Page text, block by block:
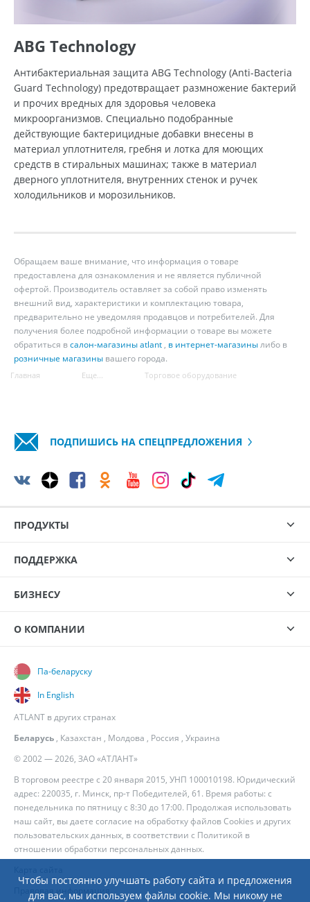
Чтобы постоянно улучшать работу сайта и предложения
для вас, мы используем файлы cookie. Мы никому не
ABG Technology
Антибактериальная защита ABG Technology (Anti-Bacteria
Guard Technology) предотвращает размножение бактерий
и прочих вредных для здоровья человека
микроорганизмов. Специально подобранные
действующие бактерицидные добавки внесены в
материал уплотнителя, гребня и лотка для моющих
средств в стиральных машинах; также в материал
дверного уплотнителя, внутренних стенок и ручек
холодильников и морозильников.
Обращаем ваше внимание, что информация о товаре
предоставлена для ознакомления и не является публичной
офертой. Производитель оставляет за собой право изменять
внешний вид, характеристики и комплектацию товара,
предварительно не уведомляя продавцов и потребителей. Для
получения более подробной информации о товаре вы можете
обратиться всалон-магазины atlant , в интернет-магазинылибо в
розничные магазины вашего города.
Главная Еще... Торговое оборудование
ПОДПИШИСЬ НА СПЕЦПРЕДЛОЖЕНИЯ
ПРОДУКТЫ
ПОДДЕРЖКА
БИЗНЕСУ
О КОМПАНИИ
© 2002 — 2026, ЗАО «АТЛАНТ»
В торговом реестре с 20 января 2015, УНП 100010198. Юридический
адрес: 220035, г. Минск, пр-т Победителей, 61. Время работы: с
понедельника по пятницу с 8:30 до 17:00. Продолжая использовать
наш сайт, вы даете согласие на обработку файлов Cookies и других
пользовательских данных, в соответствии с Политикой в
отношении обработки персональных данных.
Па-беларуску
In English
ATLANT в других странах
Беларусь , Казахстан , Молдова , Россия , Украина